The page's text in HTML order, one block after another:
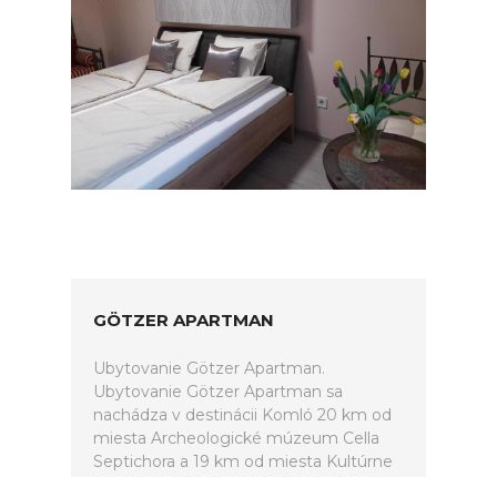
GÖTZER APARTMAN
Ubytovanie Götzer Apartman.
Ubytovanie Götzer Apartman sa
nachádza v destinácii Komló 20 km od
miesta Archeologické múzeum Cella
Septichora a 19 km od miesta Kultúrne